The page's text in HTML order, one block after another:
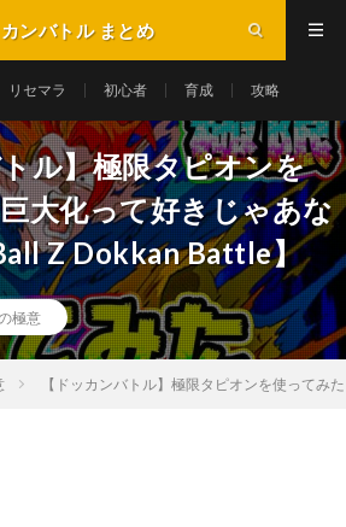
ンバトル まとめ
リセマラ 初心者 育成 攻略
ル】極限タピオンを
大化って好きじゃあな
Z Dokkan Battle】
極意
【ドッカンバトル】極限タピオンを使ってみ